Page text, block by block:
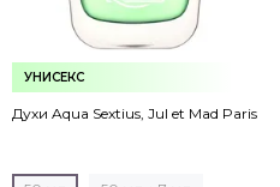
УНИСЕКС
Духи Aqua Sextius, Jul et Mad Paris